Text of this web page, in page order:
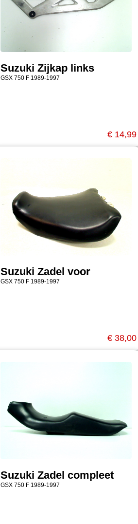
Suzuki Zijkap links
GSX 750 F 1989-1997
€ 14,99
Suzuki Zadel voor
GSX 750 F 1989-1997
€ 38,00
Suzuki Zadel compleet
GSX 750 F 1989-1997